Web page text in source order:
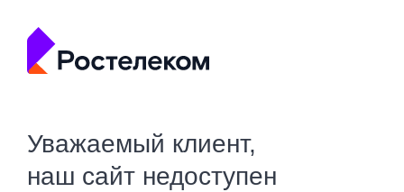
Уважаемый клиент,
наш сайт недоступен